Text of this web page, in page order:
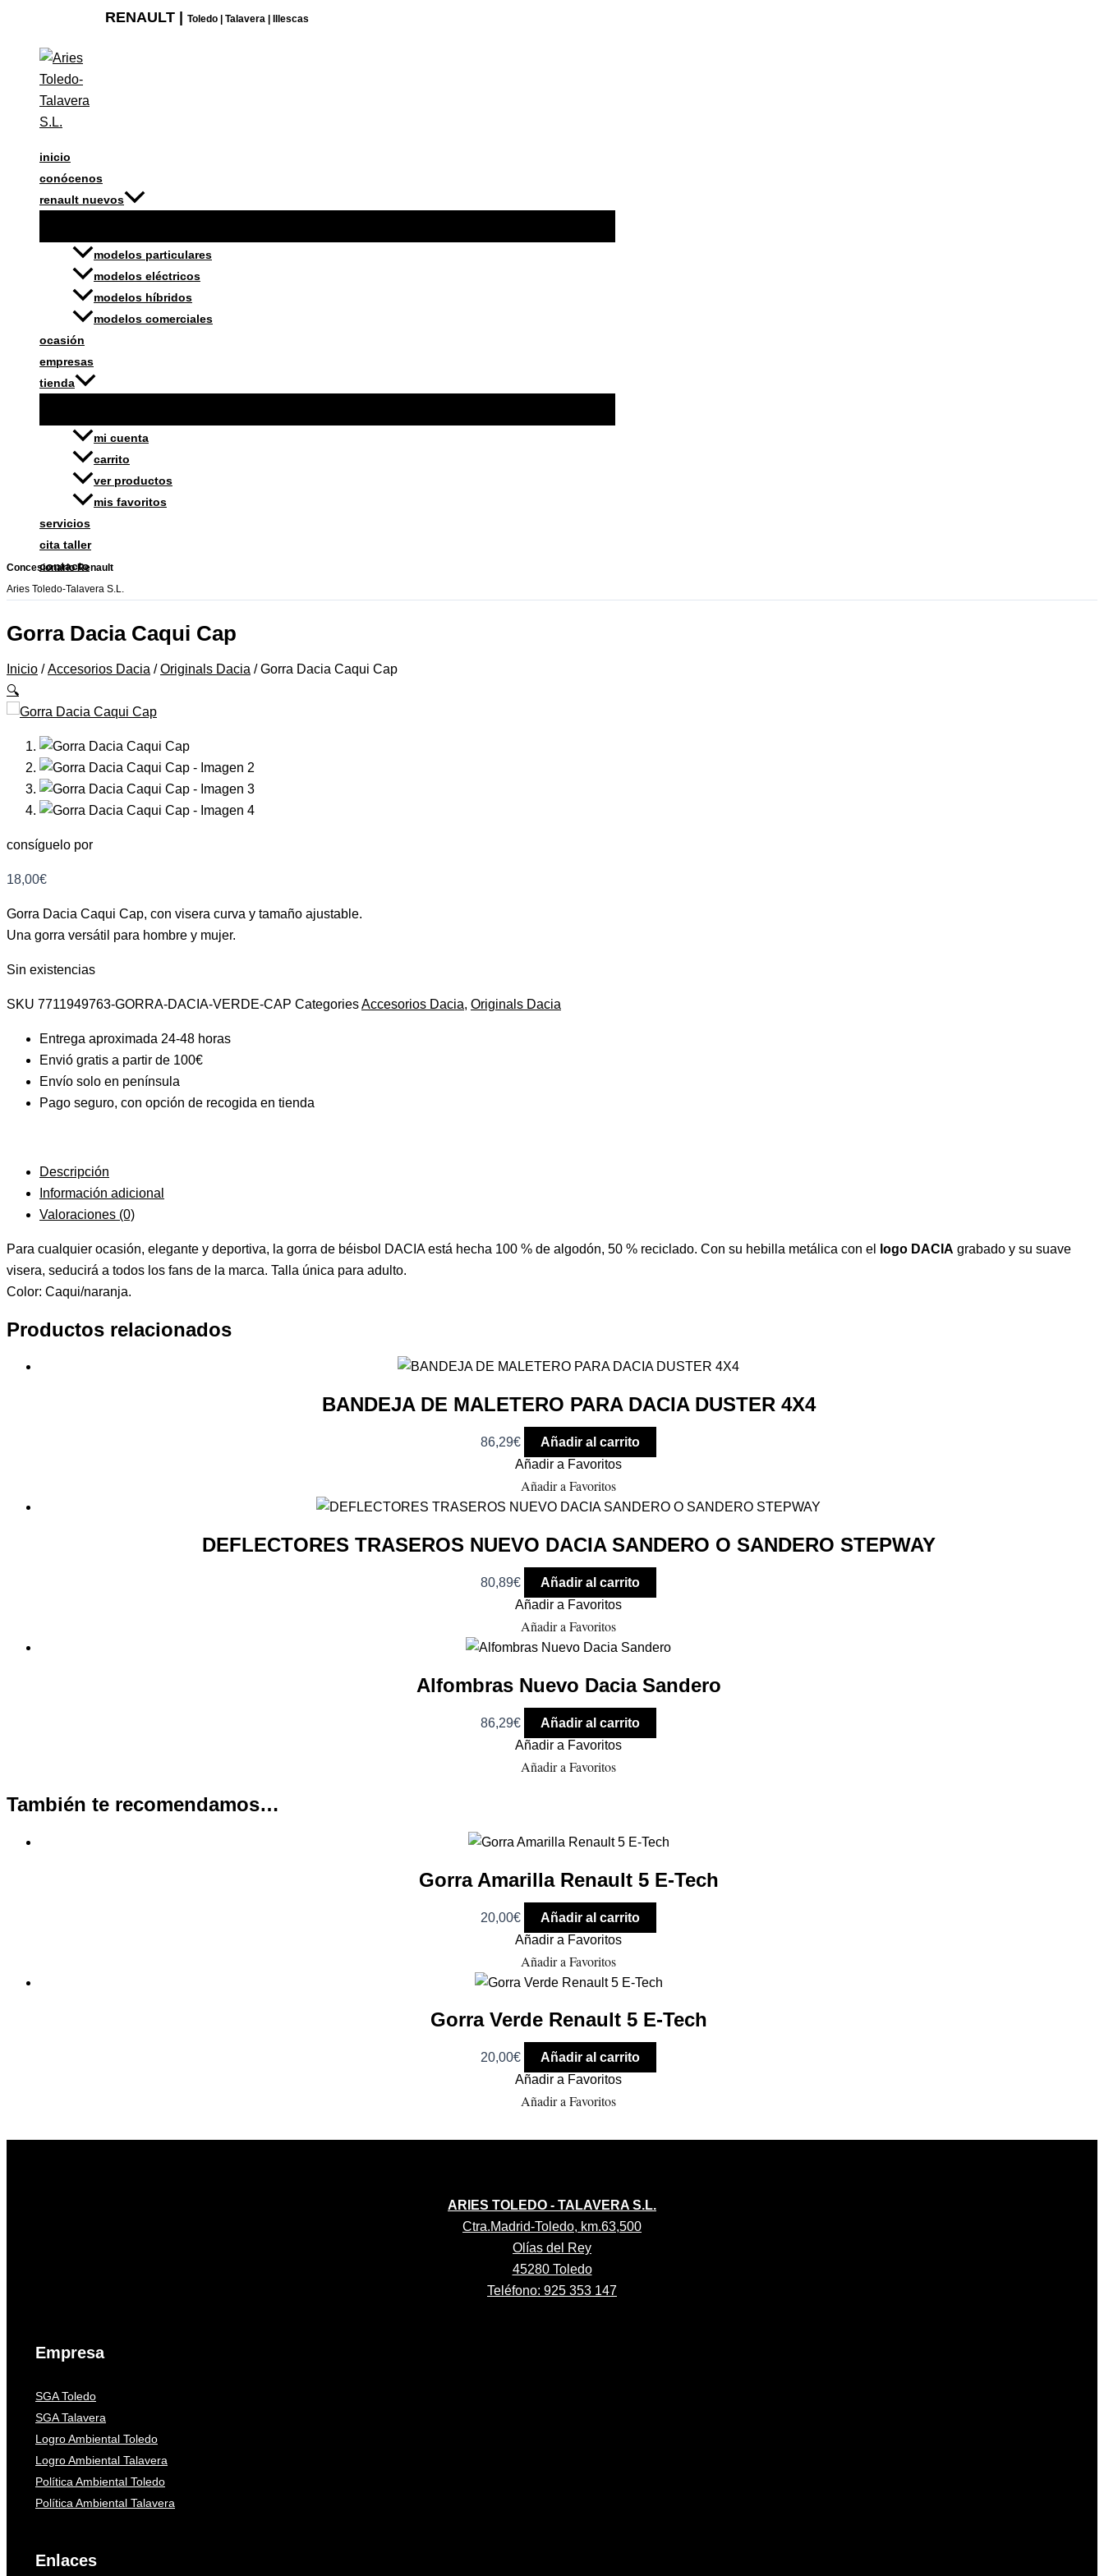
contenido
RENAULT | Toledo | Talavera | Illescas
inicio
conócenos
renault nuevos
modelos particulares
modelos eléctricos
modelos híbridos
modelos comerciales
ocasión
empresas
tienda
mi cuenta
carrito
ver productos
mis favoritos
servicios
cita taller
contacto
Concesionario Renault
Aries Toledo-Talavera S.L.
Gorra Dacia Caqui Cap
Inicio /Accesorios Dacia /Originals Dacia / Gorra Dacia Caqui Cap
🔍
consíguelo por
18,00€
Gorra Dacia Caqui Cap, con visera curva y tamaño ajustable.
Una gorra versátil para hombre y mujer.
Sin existencias
SKU 7711949763-GORRA-DACIA-VERDE-CAP CategoriesAccesorios Dacia, Originals Dacia
Entrega aproximada 24-48 horas
Envió gratis a partir de 100€
Envío solo en península
Pago seguro, con opción de recogida en tienda
Descripción
Información adicional
Valoraciones (0)
Para cualquier ocasión, elegante y deportiva, la gorra de béisbol DACIA está hecha 100 % de algodón, 50 % reciclado. Con su hebilla metálica con el logo DACIA grabado y su suave
visera, seducirá a todos los fans de la marca. Talla única para adulto.
Color: Caqui/naranja.
Productos relacionados
BANDEJA DE MALETERO PARA DACIA DUSTER 4X4
86,29€
Añadir al carrito
Añadir a Favoritos
Añadir a Favoritos
DEFLECTORES TRASEROS NUEVO DACIA SANDERO O SANDERO STEPWAY
80,89€
Añadir al carrito
Añadir a Favoritos
Añadir a Favoritos
Alfombras Nuevo Dacia Sandero
86,29€
Añadir al carrito
Añadir a Favoritos
Añadir a Favoritos
También te recomendamos…
Gorra Amarilla Renault 5 E-Tech
20,00€
Añadir al carrito
Añadir a Favoritos
Añadir a Favoritos
Gorra Verde Renault 5 E-Tech
20,00€
Añadir al carrito
Añadir a Favoritos
Añadir a Favoritos
ARIES TOLEDO - TALAVERA S.L.
Ctra.Madrid-Toledo, km.63,500
Olías del Rey
45280 Toledo
Teléfono: 925 353 147
Empresa
SGA Toledo
SGA Talavera
Logro Ambiental Toledo
Logro Ambiental Talavera
Política Ambiental Toledo
Política Ambiental Talavera
Enlaces